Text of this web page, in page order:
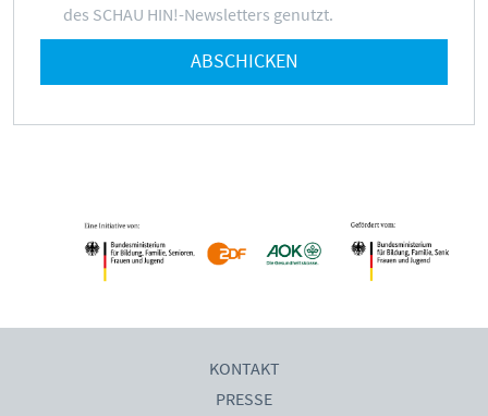
des SCHAU HIN!-Newsletters genutzt.
ABSCHICKEN
KONTAKT
PRESSE